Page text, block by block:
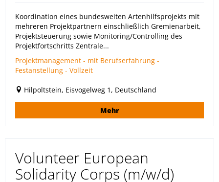
Koordination eines bundesweiten Artenhilfsprojekts mit
mehreren Projektpartnern einschließlich Gremienarbeit,
Projektsteuerung sowie Monitoring/Controlling des
Projektfortschritts Zentrale...
Projektmanagement - mit Berufserfahrung -
Festanstellung - Vollzeit
Hilpoltstein, Eisvogelweg 1, Deutschland
Mehr
Volunteer European
Solidarity Corps (m/w/d)